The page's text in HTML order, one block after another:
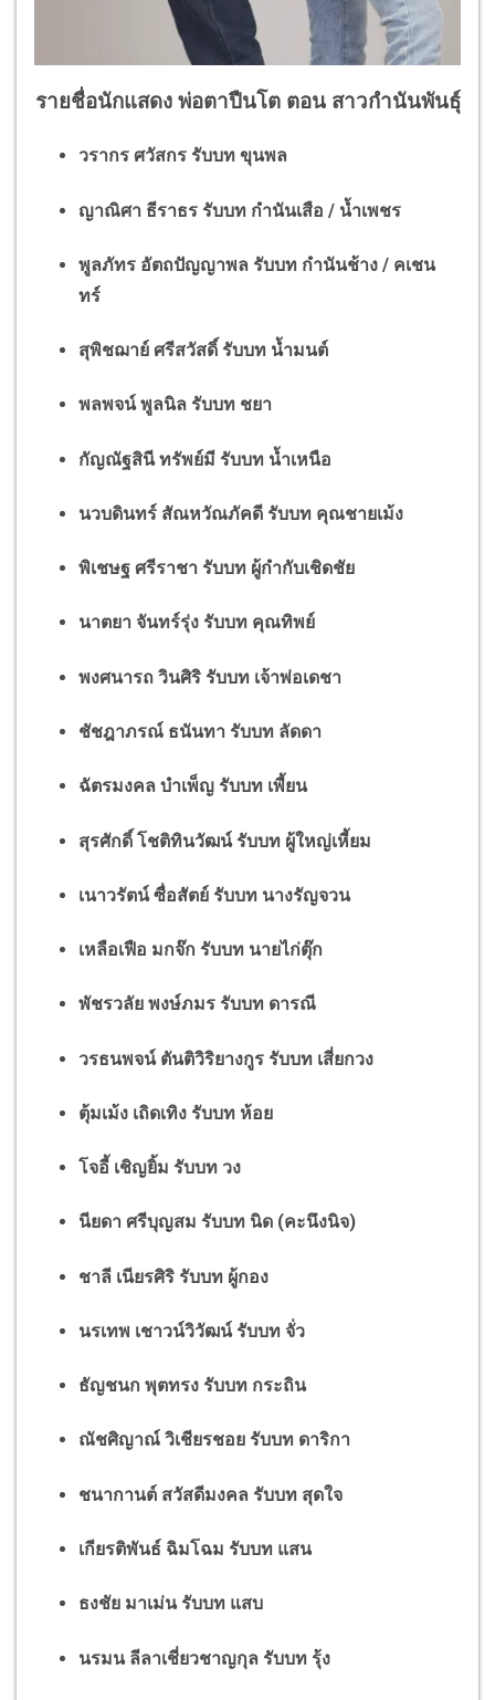
รายชื่อนักแสดง พ่อตาปืนโต ตอน สาวกำนันพันธุ์
วรากร ศวัสกร รับบท ขุนพล
ญาณิศา ธีราธร รับบท กำนันเสือ / น้ำเพชร
พูลภัทร อัตถปัญญาพล รับบท กำนันช้าง / คเชน
ทร์
สุพิชฌาย์ ศรีสวัสดิ์ รับบท น้ำมนต์
พลพจน์ พูลนิล รับบท ชยา
กัญณัฐสินี ทรัพย์มี รับบท น้ำเหนือ
นวบดินทร์ สัณหวัณภัคดี รับบท คุณชายเม้ง
พิเชษฐ ศรีราชา รับบท ผู้กำกับเชิดชัย
นาตยา จันทร์รุ่ง รับบท คุณทิพย์
พงศนารถ วินศิริ รับบท เจ้าพ่อเดชา
ชัชฎาภรณ์ ธนันทา รับบท ลัดดา
ฉัตรมงคล บําเพ็ญ รับบท เพี้ยน
สุรศักดิ์ โชติทินวัฒน์ รับบท ผู้ใหญ่เหี้ยม
เนาวรัตน์ ซื่อสัตย์ รับบท นางรัญจวน
เหลือเฟือ มกจ๊ก รับบท นายไก่ตุ๊ก
พัชรวลัย พงษ์ภมร รับบท ดารณี
วรธนพจน์ ตันติวิริยางกูร รับบท เสี่ยกวง
ตุ้มเม้ง เถิดเทิง รับบท ห้อย
โจอี้ เชิญยิ้ม รับบท วง
นียดา ศรีบุญสม รับบท นิด (คะนึงนิจ)
ชาลี เนียรศิริ รับบท ผู้กอง
นรเทพ เชาวน์วิวัฒน์ รับบท จั่ว
ธัญชนก พุตทรง รับบท กระถิน
ณัชศิญาณ์ วิเชียรชอย รับบท ดาริกา
ชนากานต์ สวัสดีมงคล รับบท สุดใจ
เกียรติพันธ์ ฉิมโฉม รับบท แสน
ธงชัย มาเม่น รับบท แสบ
นรมน ลีลาเชี่ยวชาญกุล รับบท รุ้ง